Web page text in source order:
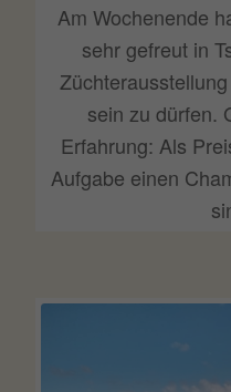
Am Wochenende
sehr gefreut in
sein zu dürfen.
Erfahrung: Als
Aufgabe einen